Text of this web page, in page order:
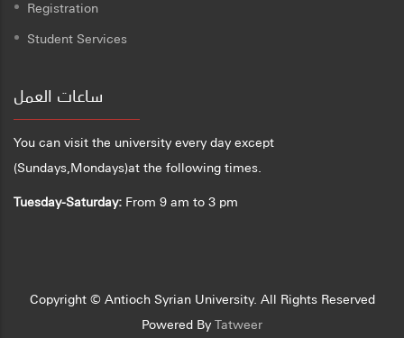
Registration
Student Services
ساعات العمل
You can visit the university every day except
(Sundays,Mondays)at the following times.
Tuesday-Saturday:From 9 am to 3 pm
Copyright © Antioch Syrian University. All Rights Reserved
Powered ByTatweer